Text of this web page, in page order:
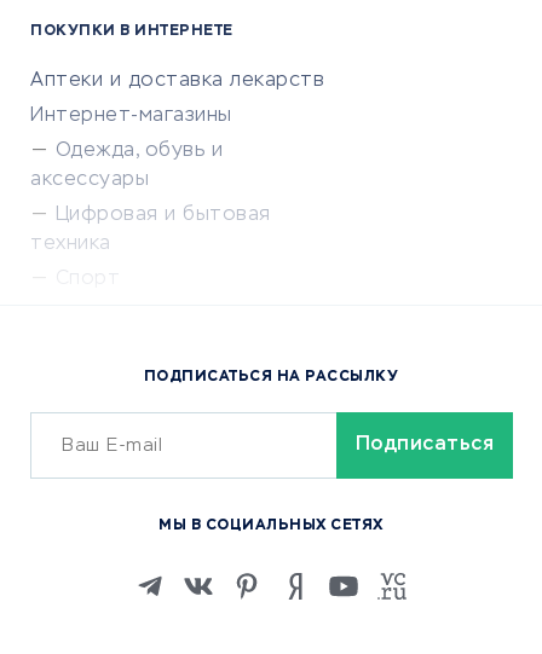
ПОКУПКИ В ИНТЕРНЕТЕ
Аптеки и доставка лекарств
Интернет-магазины
Одежда, обувь и
аксессуары
Цифровая и бытовая
техника
Спорт
Сервисы доставки
ОБУЧЕНИЕ И РАБОТА
Изучение иностранных
ПОДПИСАТЬСЯ НА РАССЫЛКУ
МЫ В СОЦИАЛЬНЫХ СЕТЯХ